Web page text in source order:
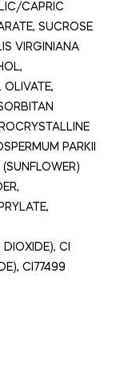
CAPRIC
SUCROSE
VIRGINIANA
OLIVATE,
PARKII
CI
CI77499